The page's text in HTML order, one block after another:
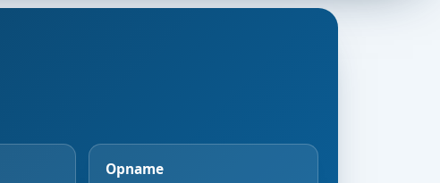
Opname